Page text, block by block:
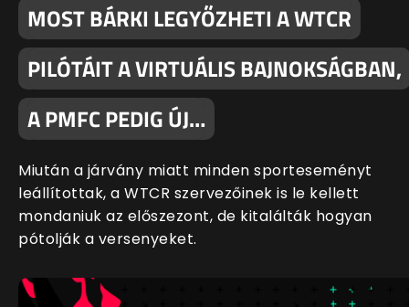
MOST BÁRKI LEGYŐZHETI A WTCR
PILÓTÁIT A VIRTUÁLIS BAJNOKSÁGBAN,
A PMFC PEDIG ÚJ…
Miután a járvány miatt minden sporteseményt
leállítottak, a WTCR szervezőinek is le kellett
mondaniuk az előszezont, de kitalálták hogyan
pótolják a versenyeket.